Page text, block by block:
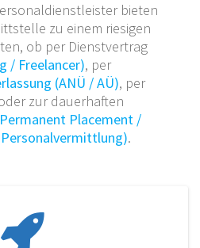
bieten
zu einem riesigen
ob per Dienstvertrag
/ Freelancer), per
(ANÜ / AÜ), per
zur dauerhaften
Placement /
.